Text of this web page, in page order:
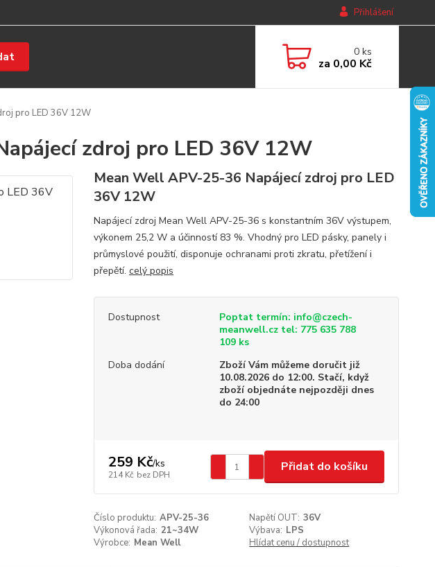
Přihlášení
0ks
za 0,00 Kč
pro LED 36V 12W
zdroj pro LED 36V 12W
Mean Well APV-25-36 Napájecí zdroj pro LED
36V 12W
Napájecí zdroj Mean Well APV-25-36 s konstantním 36V výstupem,
výkonem 25,2 W a účinností 83 %. Vhodný pro LED pásky, panely i
průmyslové použití, disponuje ochranami proti zkratu, přetížení i
přepětí. celý popis
Dostupnost
Poptat termín: info@czech-
meanwell.cz tel: 775 635 788
109 ks
Doba dodání
Zboží Vám můžeme doručit již
10.08.2026 do 12:00. Stačí, když
zboží objednáte nejpozději dnes
do 24:00
259 Kč/ks
214 Kč bez DPH
Přidat do košíku
Číslo produktu: APV-25-36 Napětí OUT: 36V
Výkonová řada: 21~34W Výbava: LPS
Výrobce: Mean Well Hlídat cenu / dostupnost